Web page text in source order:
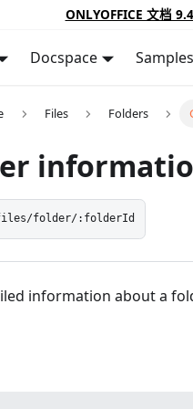
ONLYOFFICE 文档
Docspace Samples
Files Folders
folder/:folderId
information about a